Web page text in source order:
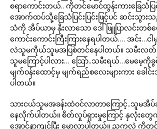
စရာကောင်းတယ်.. ကိုတင်မောင်ထွန်းကားခြေသံပြင်
အောက်ထပ်သို့ခြေသံပြင်းပြင်းဖြင့်ပင် ဆင်းသွားသ
သံကို အိပ်ယာမှ နိုးလာသော ဒေါ်ဖြူပြာလင်းတစ်
ကောင်းကောင်းကြီးကြားနေရပါတယ်…. အင်း…ငါမှာ
လဲသူမကိုယ်သူမအပြစ်တင်နေပါတယ်။ သမီးလတ်
သူမကြောင့်ပါလား… သြော်..သမီးရယ်…မေမေ့
မျက်ဝန်းထောင့်မှ မျက်ရည်စလေးများကား ခေါင်
ပါတယ်။
သားငယ်သူမအခန်းထဲဝင်လာတာကြောင့်..သူမအိပ်
နေလိုက်ပါတယ်။ စိတ်လှုပ်ရှားမှုကြောင့် နှလုံးတွ
အောင်နာကျင်ပြီး မောလာပါတယ်။ ညကလဲ ကိုတင်